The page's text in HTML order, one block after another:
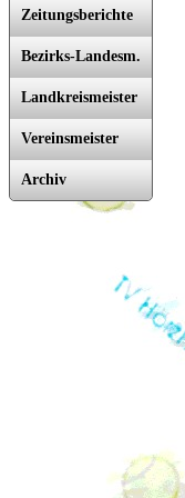
Zeitungsberichte
Bezirks-Landesm.
Landkreismeister
Vereinsmeister
Archiv